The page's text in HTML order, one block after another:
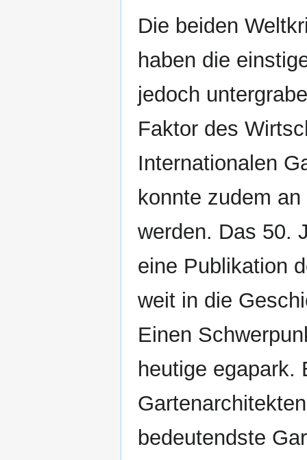
Die beiden
haben die
jedoch
Faktor des
Internationalen
konnte zudem
werden. Das 50.
eine Publikation
weit in die
Einen
heutige egapark.
bedeutendste